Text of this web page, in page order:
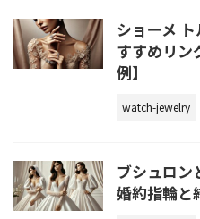
ショーメ
すすめリン
例】
watch-jewelry
ブシュロン
婚約指輪と